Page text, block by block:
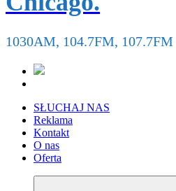
1030AM, 104.7FM, 107.7FM
SŁUCHAJ NAS
Reklama
Kontakt
O nas
Oferta